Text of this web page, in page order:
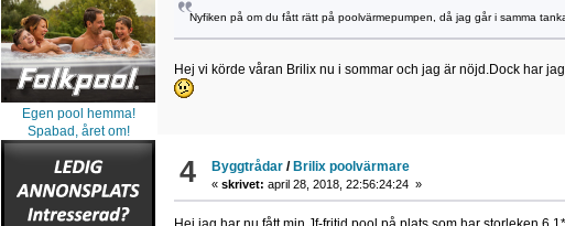
Egen pool hemma!
Spabad, året om!
Nyfiken på om du fått rätt på poolvärmepumpen, då jag går i samma
Hej vi körde våran Brilix nu i sommar och jag är nöjd.Dock har
4 Byggtrådar /Brilix poolvärmare
«skrivet: april 28, 2018, 22:56:24:24 »